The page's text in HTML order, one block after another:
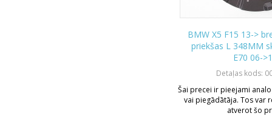
BMW X5 F15 13->
priekšas L 348MM
E70 06-
Detaļas kods:
Šai precei ir pieejami
vai piegādātāja. Tos var
atverot šo